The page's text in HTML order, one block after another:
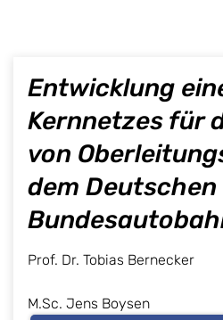
Entwicklung
Kernnetzes für
von
dem Deutschen
Prof. Dr. Tobias Bernecker
M.Sc. Jens Boysen